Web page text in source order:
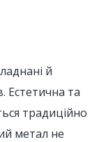
й
Естетична та
традиційно
метал не